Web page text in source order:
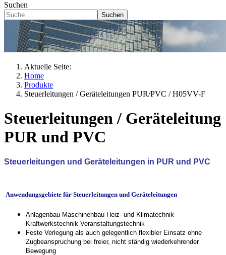
Suchen
Suchen
Aktuelle Seite:
Home
Produkte
Steuerleitungen / Geräteleitungen PUR/PVC / H05VV-F
Steuerleitungen / Geräteleitung
PUR und PVC
Steuerleitungen und Geräteleitungen in PUR und PVC
Anwendungsgebiete für Steuerleitungen und Geräteleitungen
Anlagenbau Maschinenbau Heiz- und Klimatechnik
Kraftwerkstechnik Veranstaltungstechnik
Feste Verlegung als auch gelegentlich flexibler Einsatz ohne
Zugbeanspruchung bei freier, nicht ständig wiederkehrender
Bewegung